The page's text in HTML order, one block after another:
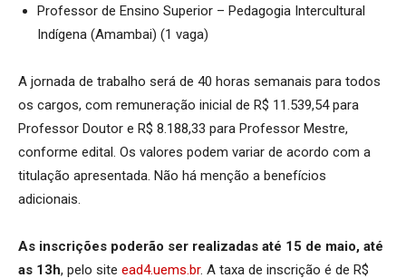
Professor de Ensino Superior – Pedagogia Intercultural
Indígena (Amambai) (1 vaga)
A jornada de trabalho será de 40 horas semanais para todos
os cargos, com remuneração inicial de R$ 11.539,54 para
Professor Doutor e R$ 8.188,33 para Professor Mestre,
conforme edital. Os valores podem variar de acordo com a
titulação apresentada. Não há menção a benefícios
adicionais.
As inscrições poderão ser realizadas até 15 de maio, até
as 13h, pelo site ead4.uems.br. A taxa de inscrição é de R$